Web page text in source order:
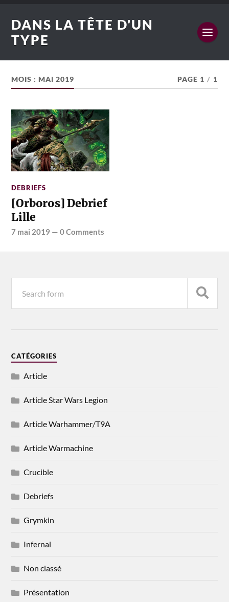
DANS LA TÊTE D'UN
TYPE
MOIS :MAI 2019 PAGE 1 / 1
DEBRIEFS
[Orboros] Debrief
Lille
7 mai 2019 —0 Comments
CATÉGORIES
Article
Article Star Wars Legion
Article Warhammer/T9A
Article Warmachine
Crucible
Debriefs
Grymkin
Infernal
Non classé
Présentation